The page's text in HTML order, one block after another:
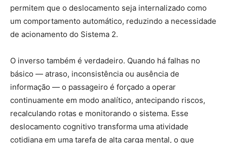
permitem que o deslocamento seja internalizado como
um comportamento automático, reduzindo a necessidade
de acionamento do Sistema 2.
O inverso também é verdadeiro. Quando há falhas no
básico — atraso, inconsistência ou ausência de
informação — o passageiro é forçado a operar
continuamente em modo analítico, antecipando riscos,
recalculando rotas e monitorando o sistema. Esse
deslocamento cognitivo transforma uma atividade
cotidiana em uma tarefa de alta carga mental, o que